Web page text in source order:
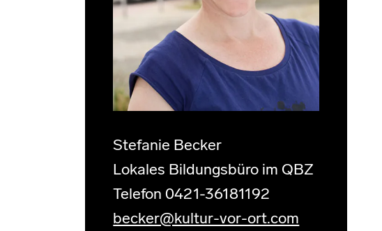
Stefanie Becker
Lokales Bildungsbüro im QBZ
Telefon 0421-36181192
becker@kultur-vor-ort.com